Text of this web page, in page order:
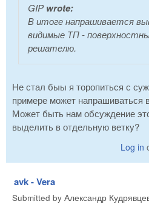
GIPwrote:
В итоге напрашивается
видимые ТП -
решателю.
Не стал быы я торопиться с
примере может напрашиваться
Может быть нам обсуждение
выделить в отдельную ветку?
Log in
avk - Vera
Submitted by Александр